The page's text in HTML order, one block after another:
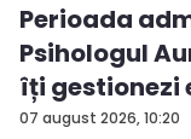
07 august 2026, 10:20
Perioada
Psihologul
îți gestionezi
rezu...